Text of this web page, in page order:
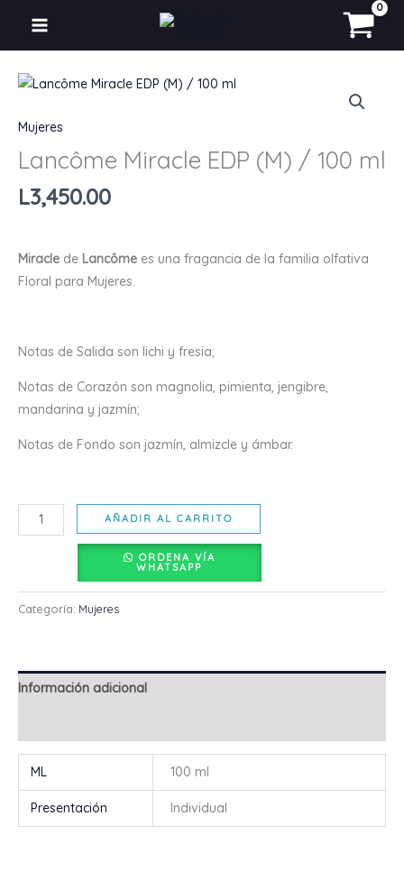
contenido
Mujeres
Lancôme Miracle EDP (M) / 100 ml
L3,450.00
Miracle de Lancôme es una fragancia de la familia olfativa
Floral para Mujeres.
Notas de Salida son lichi y fresia;
Notas de Corazón son magnolia, pimienta, jengibre,
mandarina y jazmín;
Notas de Fondo son jazmín, almizcle y ámbar.
Lancôme
EDP
(M)
/
100
AÑADIR AL CARRITO
ORDENA VÍA
WHATSAPP
Categoría: Mujeres
Información adicional
ML 100 ml
Presentación Individual
100
ml